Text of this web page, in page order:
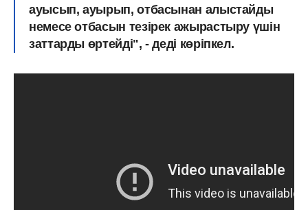
ауысып, ауырып, отбасынан алыстайды
немесе отбасын тезірек ажырастыру үшін
заттарды өртейді", - деді көріпкел.